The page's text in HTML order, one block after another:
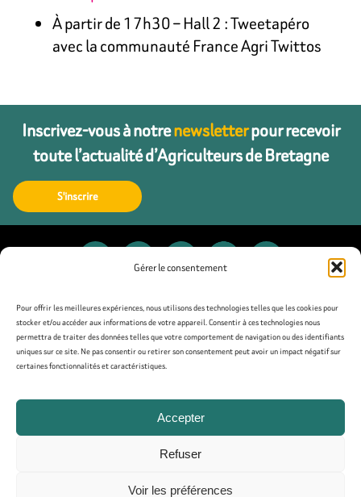
Gérer le consentement
Pour offrir les meilleures expériences, nous utilisons des technologies telles que les cookies pour
stocker et/ou accéder aux informations de votre appareil. Consentir à ces technologies nous
permettra de traiter des données telles que votre comportement de navigation ou des identifiants
uniques sur ce site. Ne pas consentir ou retirer son consentement peut avoir un impact négatif sur
certaines fonctionnalités et caractéristiques.
Accepter
Refuser
Voir les préférences
À partir de 17h30 – Hall 2 : Tweetapéro
avec la communauté France Agri Twittos
Inscrivez-vous à notrenewsletterpour recevoir
toute l’actualité d’Agriculteurs de Bretagne
S'inscrire
Contact
Presse
Politique de confidentialité